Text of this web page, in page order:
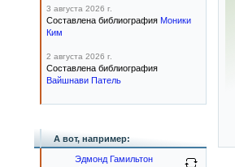
3 августа 2026 г.
Составлена библиография Моники
Ким
2 августа 2026 г.
Составлена библиография
Вайшнави Патель
А вот, например:
Эдмонд Гамильтон